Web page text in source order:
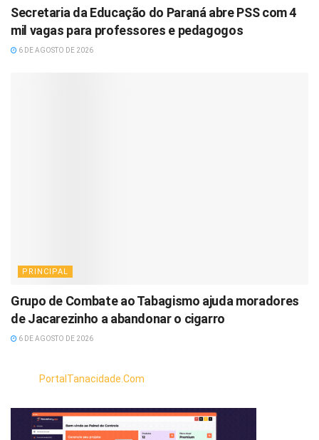
Secretaria da Educação do Paraná abre PSS com 4
mil vagas para professores e pedagogos
6 DE AGOSTO DE 2026
PRINCIPAL
Grupo de Combate ao Tabagismo ajuda moradores
de Jacarezinho a abandonar o cigarro
6 DE AGOSTO DE 2026
PortalTanacidade.Com